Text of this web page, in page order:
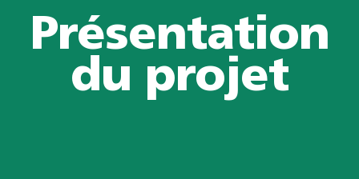
Présentation
du projet